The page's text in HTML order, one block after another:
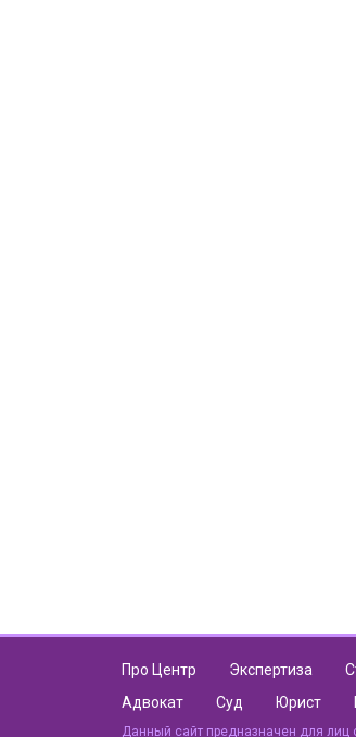
Про Центр Экспертиза
Адвокат
Суд Юрист
Данный сайт предназначен для лиц